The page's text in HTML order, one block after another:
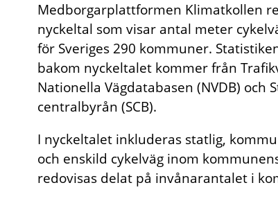
Medborgarplattformen Klimatkollen
nyckeltal som visar antal meter
för Sveriges 290 kommuner.
bakom nyckeltalet kommer från
Nationella Vägdatabasen (NVDB) och
centralbyrån (SCB).
I nyckeltalet inkluderas statlig,
och enskild cykelväg inom
redovisas delat på invånarantalet i